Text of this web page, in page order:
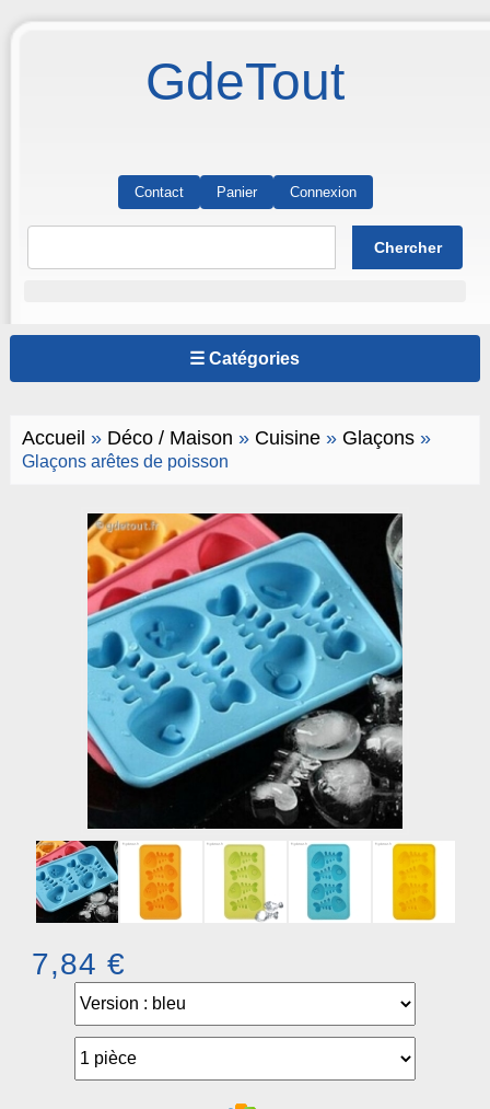
GdeTout
Contact Panier Connexion
☰ Catégories
Accueil » Déco / Maison » Cuisine» Glaçons»
Glaçons arêtes de poisson
7,84 €